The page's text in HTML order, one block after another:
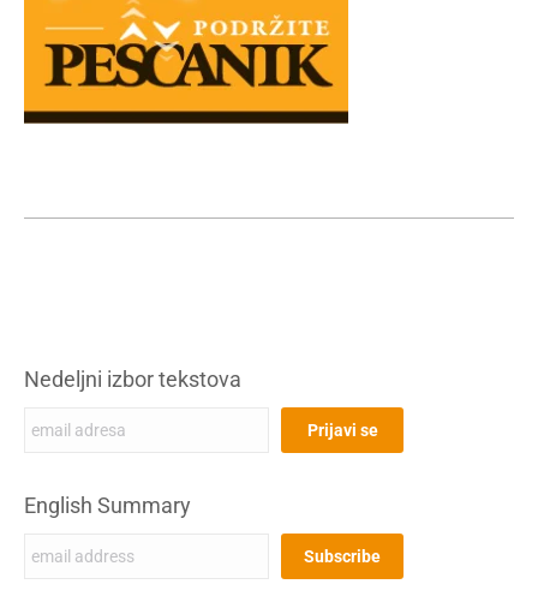
Nedeljni izbor tekstova
English Summary